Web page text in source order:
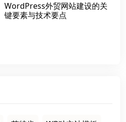
WordPress外贸网站建设的关
键要素与技术要点